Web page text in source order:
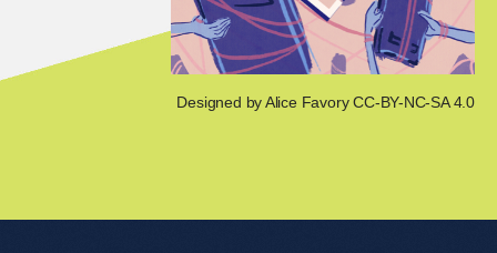
Designed by Alice Favory CC-BY-NC-SA 4.0
Menu de l'article